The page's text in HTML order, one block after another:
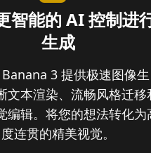
智能的 AI 控制进
生成
3 提供极速图像生
文本渲染、流畅风格迁移
编辑。将您的想法转化为
度连贯的精美视觉。